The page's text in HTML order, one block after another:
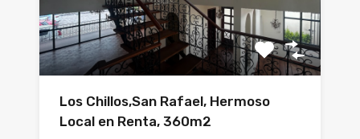
Los Chillos,San Rafael, Hermoso
Local en Renta, 360m2